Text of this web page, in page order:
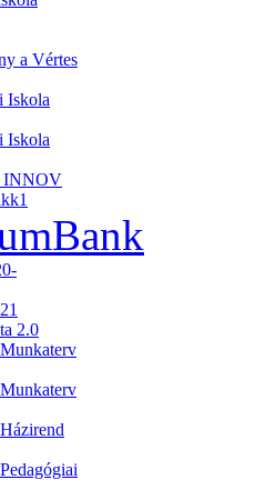
a Vértes
Iskola
Iskola
INNOV
2.0